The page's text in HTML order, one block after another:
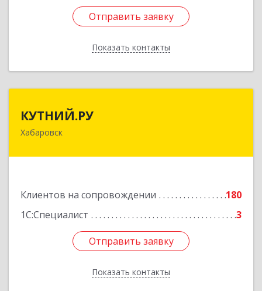
Отправить заявку
Показать контакты
Отправить заявку
Назад
КУТНИЙ.РУ
Хабаровск
Клиентов на сопровождении
180
1С:Специалист
3
Отправить заявку
Показать контакты
680007, Хабаровский край, Хабаровск г,
Отправить заявку
Назад